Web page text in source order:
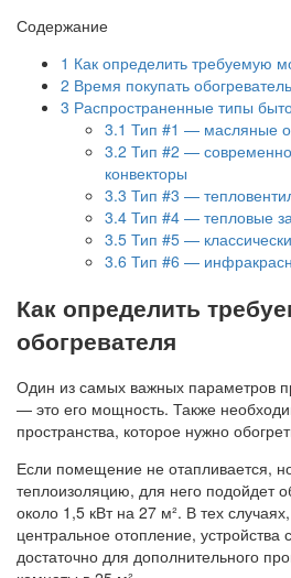
Содержание
1 Как определить требуемую
2 Время покупать
3 Распространенные типы
3.1 Тип #1 — масляные
3.2 Тип #2 —
конвекторы
3.3 Тип #3 —
3.4 Тип #4 — тепловые
3.5 Тип #5 —
3.6 Тип #6 —
Как определить
обогревателя
Один из самых важных параметров
— это его мощность. Также
пространства, которое нужно
Если помещение не отапливается,
теплоизоляцию, для него подойдет
около 1,5 кВт на 27 м². В тех
центральное отопление,
достаточно для дополнительного